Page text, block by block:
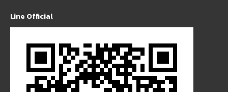
Line Official